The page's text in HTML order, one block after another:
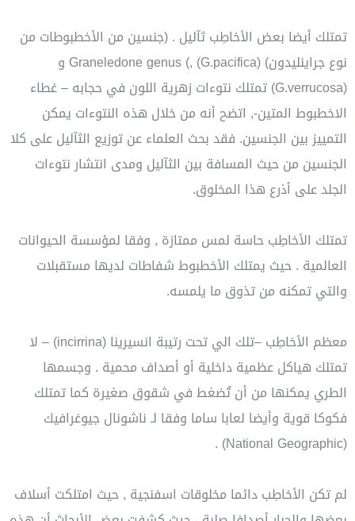
تمتلك أيضا بعض الأخاطِب ثآليل . (جنسين من الأخطبوطات من
نوع جراينليدون) Graneledone genus (, (G.pacifica) و
(G.verrucosa) تمتلك نتوءات زهرية اللون في حجابه – غطاء
الاخطبوط المتين-, اتضح أنه من خلال هذه النتوءات يمكن
التمييز بين الجنسين. فقد بحث العلماء عن توزيع الثآليل على كلا
الجنسين من حيث المسافة بين الثآليل ومدى انتشار نتوءات
الجلد على أذرع هذا المخلوق.
تمتلك الأخاطِب حاسة لمس ممتازة , وفقا لمؤسسة الحيوانات
العالمية . حيث يمتلك الأخطبوط شفاطات لديها مستقبلات
والتي تمكنه من تذوق ما يلمسه.
معظم الأخاطِب –تلك الي تحت رتيبة انسيرينا (incirrina) – لا
تمتلك هياكل عظمية داخلية أو أصداف محمية . وجسمها
الطري يمكنها من أن تُضغط في شقوق صغيرة كما تمتلك
فكوكا قوية وأيضا لعابا ساما وفقا لـ ناشونال جيوغرافيك
(National Geographic) .
لم تكن الأخاطِب دائما مخلوقات اسفنجية , حيث امتلكت أسلاف